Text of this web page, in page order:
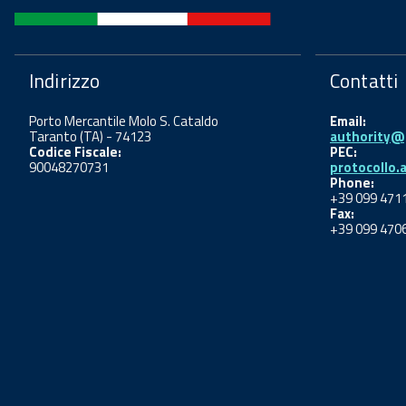
Indirizzo
Porto Mercantile Molo S. Cataldo
Taranto (TA) - 74123
Codice Fiscale:
90048270731
Contatti
Email:
PEC:
Phone:
+39 099
Fax:
+39 099